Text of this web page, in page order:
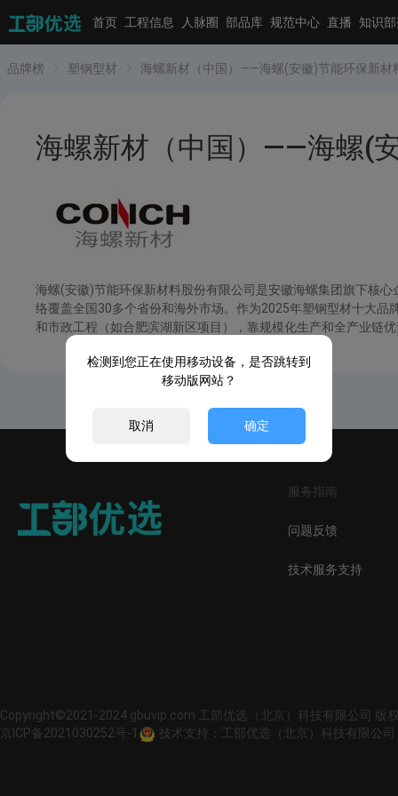
首页 工程信息 人脉圈 部品库 规范中心 直播 知识
品牌榜 塑钢型材 海螺新材（中国）——海螺(安徽)节能环保新材
海螺新材（中国）——海螺(
海螺(安徽)节能环保新材料股份有限公司是安徽海螺集团旗下核
络覆盖全国30多个省份和海外市场。作为2025年塑钢型材十大品
和市政工程（如合肥滨湖新区项目），靠规模化生产和全产业链
服务指南
问题反馈
技术服务支持
Copyright©2021-2024 gbuvip.com 工部优选（北京）科技有限公司 版
京ICP备2021030252号-1
技术支持：工部优选（北京）科技有限公司
检测到您正在使用移动设备，是否跳转到
移动版网站？
取消 确定